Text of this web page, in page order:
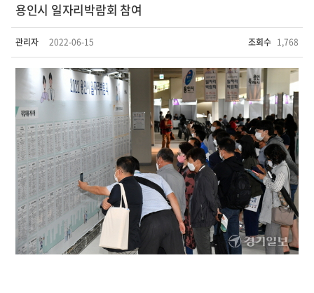
용인시 일자리박람회 참여
관리자 2022-06-15 조회수 1,768